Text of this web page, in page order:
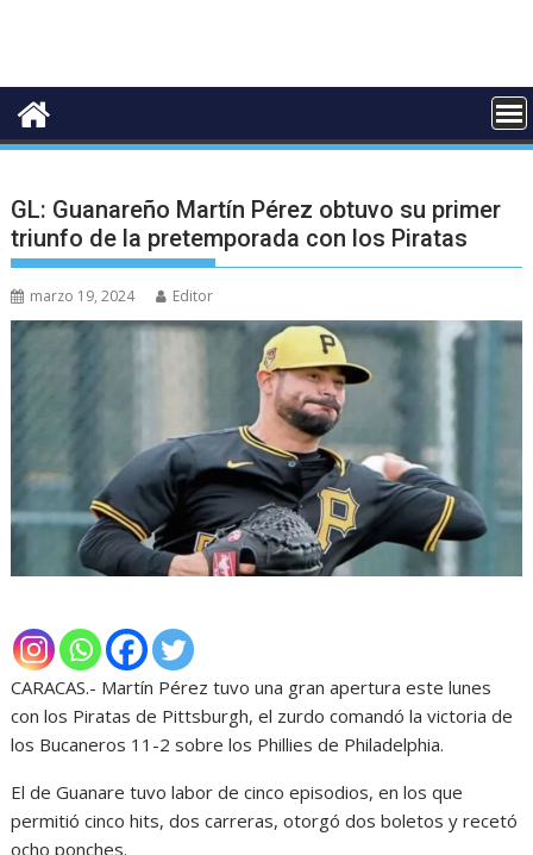
GL: Guanareño Martín Pérez obtuvo su primer
triunfo de la pretemporada con los Piratas
marzo 19, 2024 Editor
CARACAS.- Martín Pérez tuvo una gran apertura este lunes
con los Piratas de Pittsburgh, el zurdo comandó la victoria de
los Bucaneros 11-2 sobre los Phillies de Philadelphia.
El de Guanare tuvo labor de cinco episodios, en los que
permitió cinco hits, dos carreras, otorgó dos boletos y recetó
ocho ponches.